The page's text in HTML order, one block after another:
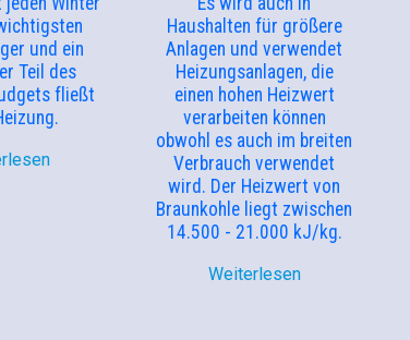
und ein
Teil des
fließt
Haushalten für größere
Anlagen und verwendet
Heizungsanlagen, die
einen hohen Heizwert
verarbeiten können
obwohl es auch im breiten
Verbrauch verwendet
wird. Der Heizwert von
Braunkohle liegt zwischen
14.500 - 21.000 kJ/kg.
Weiterlesen